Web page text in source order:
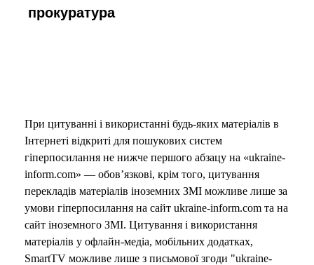
прокуратура
При цитуванні і використанні будь-яких матеріалів в
Інтернеті відкриті для пошукових систем
гіперпосилання не нижче першого абзацу на «ukraine-
inform.com» — обов’язкові, крім того, цитування
перекладів матеріалів іноземних ЗМІ можливе лише за
умови гіперпосилання на сайт ukraine-inform.com та на
сайт іноземного ЗМІ. Цитування і використання
матеріалів у офлайн-медіа, мобільних додатках,
SmartTV можливе лише з письмової згоди "ukraine-